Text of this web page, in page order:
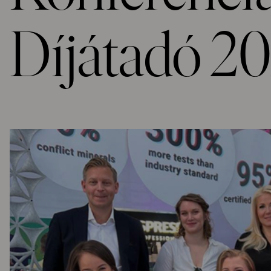
Díjátadó